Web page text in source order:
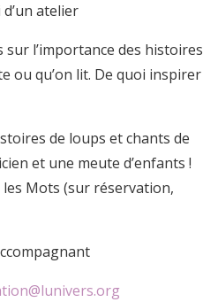
atelier
l’importance des histoires
ou qu’on lit. De quoi inspirer
de loups et chants de
et une meute d’enfants !
les Mots (sur réservation,